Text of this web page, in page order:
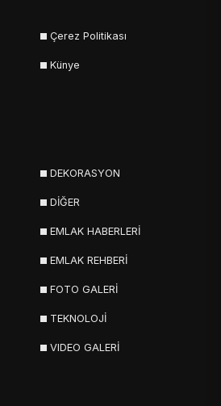
Çerez Politikası
Künye
DEKORASYON
DİĞER
EMLAK HABERLERİ
EMLAK REHBERİ
FOTO GALERİ
TEKNOLOJİ
VIDEO GALERİ